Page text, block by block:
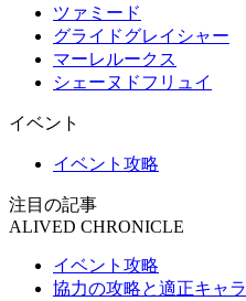
ツァミード
グライドグレイシャー
マーレルークス
シェーヌドフリュイ
イベント
イベント攻略
注目の記事
ALIVED CHRONICLE
イベント攻略
協力の攻略と適正キャラ